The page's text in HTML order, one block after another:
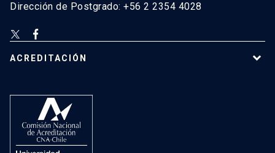
Dirección de Postgrado: +56 2 2354 4028
ACREDITACIÓN